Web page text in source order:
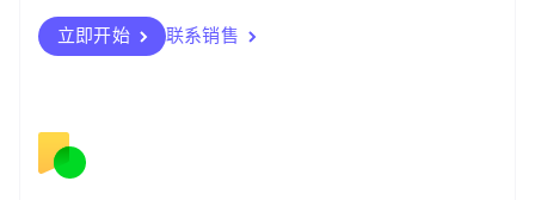
立即开始 联系销售
瑞士
DeutschFrançais
English
斯洛文尼亚